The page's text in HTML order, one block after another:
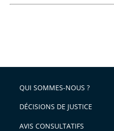
QUI SOMMES-NOUS ?
DÉCISIONS DE JUSTICE
AVIS CONSULTATIFS